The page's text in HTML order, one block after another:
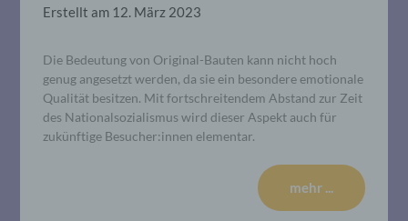
Erstellt am 12. März 2023
Die Bedeutung von Original-Bauten kann nicht hoch
genug angesetzt werden, da sie ein besondere emotionale
Qualität besitzen. Mit fortschreitendem Abstand zur Zeit
des Nationalsozialismus wird dieser Aspekt auch für
zukünftige Besucher:innen elementar.
mehr ...